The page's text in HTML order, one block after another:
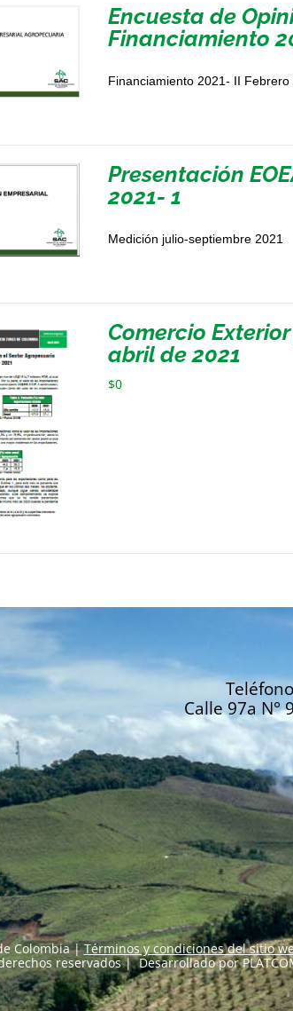
Encuesta de
Financiamiento
Financiamiento 2021- II Febrero
Presentación
2021- 1
Medición julio-septiembre 2021
Comercio
abril de 2021
$0
Calle 97a N°
Colombia |Términos y condiciones del sitio
reservados | Desarrollado por